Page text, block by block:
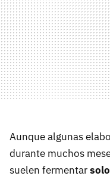
Aunque algunas
durante muchos
suelen fermentar